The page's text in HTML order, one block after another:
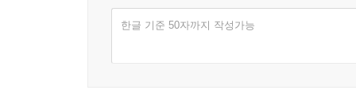
한글 기준 50자까지 작성가능